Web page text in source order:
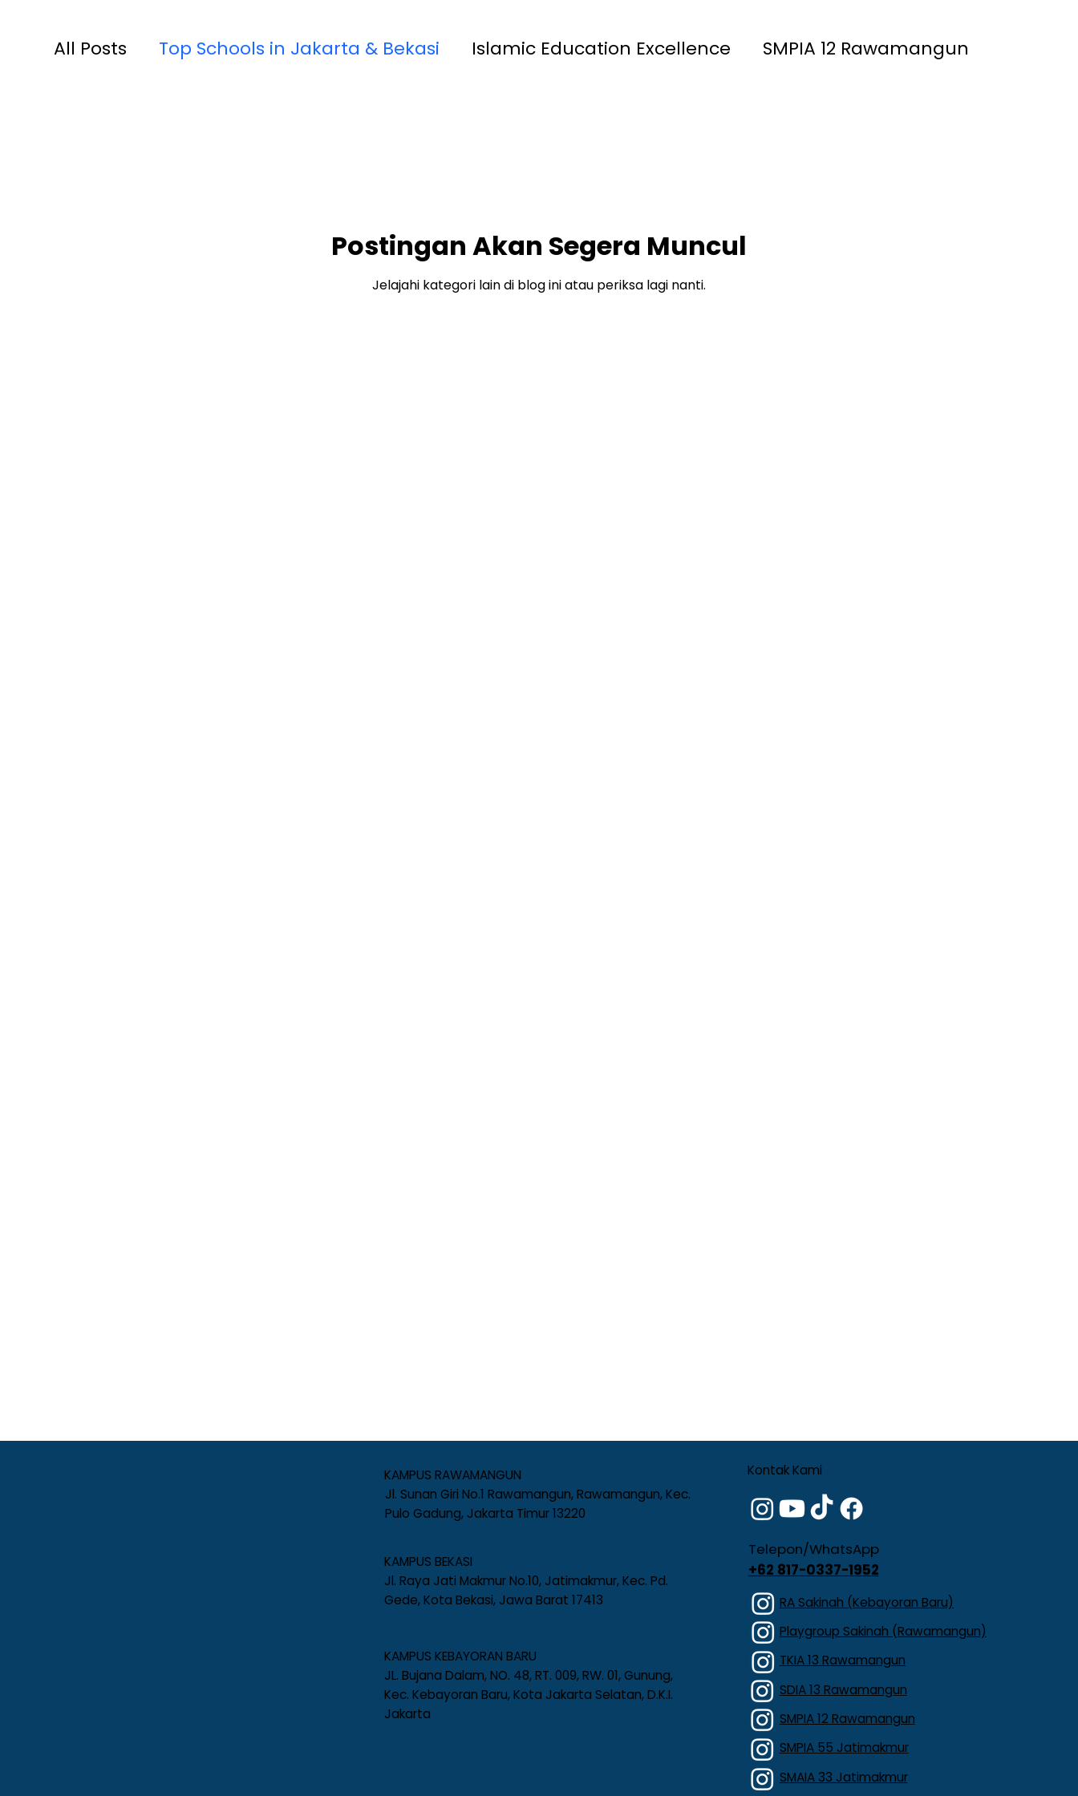
All Posts Top Schools in Jakarta & Bekasi Islamic Education Excellence SMPIA 12 Rawamangun
Postingan Akan Segera Muncul
Jelajahi kategori lain di blog ini atau periksa lagi nanti.
KAMPUS RAWAMANGUN
Jl. Sunan Giri No.1 Rawamangun, Rawamangun, Kec.
Pulo Gadung, Jakarta Timur 13220
KAMPUS BEKASI
Jl. Raya Jati Makmur No.10, Jatimakmur, Kec. Pd.
Gede, Kota Bekasi, Jawa Barat 17413
KAMPUS KEBAYORAN BARU
JL. Bujana Dalam, NO. 48, RT. 009, RW. 01, Gunung,
Kec. Kebayoran Baru, Kota Jakarta Selatan, D.K.I.
Jakarta
Kontak Kami
Telepon/WhatsApp
+62 817-0337-1952
RA Sakinah (Kebayoran Baru)
Playgroup Sakinah (Rawamangun)
TKIA 13 Rawamangun
SDIA 13 Rawamangun
SMPIA 12 Rawamangun
SMPIA 55 Jatimakmur
SMAIA 33 Jatimakmur